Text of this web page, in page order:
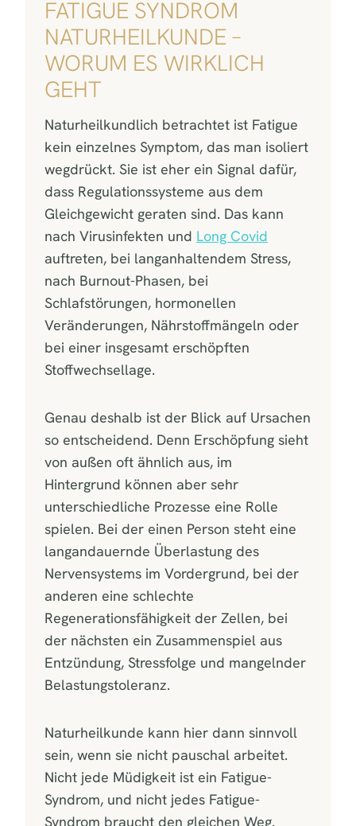
FATIGUE SYNDROM
NATURHEILKUNDE –
WORUM ES WIRKLICH
GEHT
Naturheilkundlich betrachtet ist Fatigue
kein einzelnes Symptom, das man isoliert
wegdrückt. Sie ist eher ein Signal dafür,
dass Regulationssysteme aus dem
Gleichgewicht geraten sind. Das kann
nach Virusinfekten und Long Covid
auftreten, bei langanhaltendem Stress,
nach Burnout-Phasen, bei
Schlafstörungen, hormonellen
Veränderungen, Nährstoffmängeln oder
bei einer insgesamt erschöpften
Stoffwechsellage.
Genau deshalb ist der Blick auf Ursachen
so entscheidend. Denn Erschöpfung sieht
von außen oft ähnlich aus, im
Hintergrund können aber sehr
unterschiedliche Prozesse eine Rolle
spielen. Bei der einen Person steht eine
langandauernde Überlastung des
Nervensystems im Vordergrund, bei der
anderen eine schlechte
Regenerationsfähigkeit der Zellen, bei
der nächsten ein Zusammenspiel aus
Entzündung, Stressfolge und mangelnder
Belastungstoleranz.
Naturheilkunde kann hier dann sinnvoll
sein, wenn sie nicht pauschal arbeitet.
Nicht jede Müdigkeit ist ein Fatigue-
Syndrom, und nicht jedes Fatigue-
Syndrom braucht den gleichen Weg.